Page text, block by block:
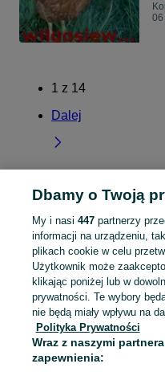
06
1 z 14
Dalej
Strona główna Kujawsko-
KATEGORIA
Mapa kategorii
Mapa miejscowości
Mapa ministron
Dbamy o Twoją
My i nasi 447partnerzy
informacji na urządzeniu,
plikach cookie w celu
Użytkownik może
klikając poniżej lub w
prywatności. Te wybory
nie będą miały wpływu na
Polityka Prywatności
Wraz z naszymi
zapewnienia: